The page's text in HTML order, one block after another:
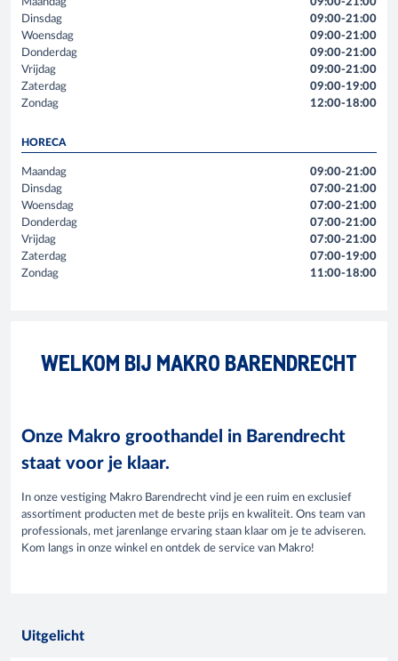
Dinsdag
Woensdag
Donderdag
Vrijdag
Zaterdag
Zondag
09:00-21:00
09:00-21:00
09:00-21:00
09:00-21:00
09:00-19:00
12:00-18:00
HORECA
Maandag
Dinsdag
Woensdag
Donderdag
Vrijdag
Zaterdag
Zondag
09:00-21:00
07:00-21:00
07:00-21:00
07:00-21:00
07:00-21:00
07:00-19:00
11:00-18:00
WELKOM BIJ MAKRO BARENDRECHT
Onze Makro groothandel in Barendrecht
staat voor je klaar.
In onze vestiging Makro Barendrecht vind je een ruim en exclusief
assortiment producten met de beste prijs en kwaliteit. Ons team van
professionals, met jarenlange ervaring staan klaar om je te adviseren.
Kom langs in onze winkel en ontdek de service van Makro!
Uitgelicht